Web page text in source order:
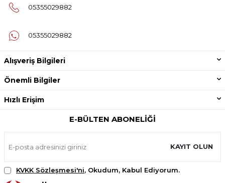
05355029882
05355029882
Alışveriş Bilgileri
Önemli Bilgiler
Hızlı Erişim
E-BÜLTEN ABONELIĞI
KAYIT OLUN
KVKK Sözleşmesi'ni, Okudum, Kabul Ediyorum.